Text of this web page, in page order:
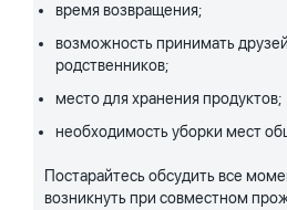
время возвращения;
возможность принимать
родственников;
место для хранения продуктов;
необходимость уборки мест
Постарайтесь обсудить все
возникнуть при совместном